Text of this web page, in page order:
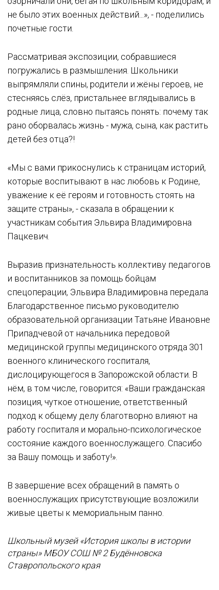
не было этих военных действий...», - поделились
почетные гости.
Рассматривая экспозиции, собравшиеся
погружались в размышления. Школьники
выпрямляли спины, родители и жёны героев, не
стесняясь слёз, пристальнее вглядывались в
родные лица, словно пытаясь понять: почему так
рано оборвалась жизнь - мужа, сына, как растить
детей без отца?!
«Мы с вами прикоснулись к страницам историй,
которые воспитывают в нас любовь к Родине,
уважение к её героям и готовность стоять на
защите страны», - сказала в обращении к
участникам события Эльвира Владимировна
Пацкевич.
Выразив признательность коллективу педагогов
и воспитанников за помощь бойцам
спецоперации, Эльвира Владимировна передала
Благодарственное письмо руководителю
образовательной организации Татьяне Ивановне
Припадчевой от начальника передовой
медицинской группы медицинского отряда 301
военного клинического госпиталя,
дислоцирующегося в Запорожской области. В
нём, в том числе, говорится: «Ваши гражданская
позиция, чуткое отношение, ответственный
подход к общему делу благотворно влияют на
работу госпиталя и морально-психологическое
состояние каждого военнослужащего. Спасибо
за Вашу помощь и заботу!».
В завершение всех обращений в память о
военнослужащих присутствующие возложили
живые цветы к мемориальным панно.
Школьный музей «История школы в истории
страны» МБОУ СОШ № 2 Будённовска
Ставропольского края